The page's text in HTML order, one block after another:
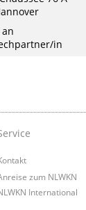
in
zum NLWKN
International